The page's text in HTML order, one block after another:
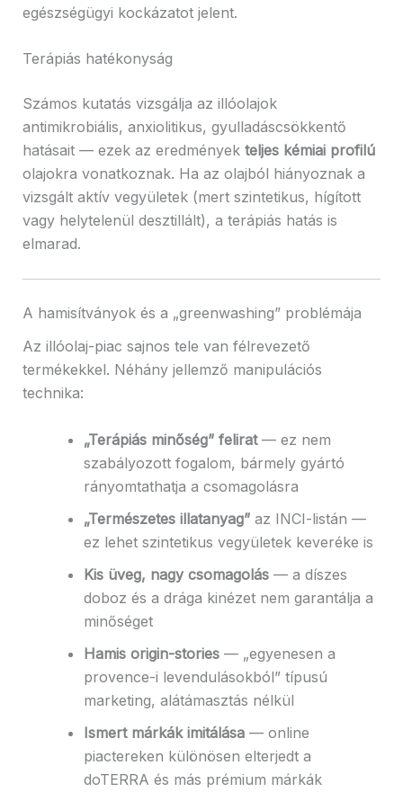
egészségügyi kockázatot jelent.
Terápiás hatékonyság
Számos kutatás vizsgálja az illóolajok
antimikrobiális, anxiolitikus, gyulladáscsökkentő
hatásait — ezek az eredmények teljes kémiai profilú
olajokra vonatkoznak. Ha az olajból hiányoznak a
vizsgált aktív vegyületek (mert szintetikus, hígított
vagy helytelenül desztillált), a terápiás hatás is
elmarad.
A hamisítványok és a „greenwashing” problémája
Az illóolaj-piac sajnos tele van félrevezető
termékekkel. Néhány jellemző manipulációs
technika:
„Terápiás minőség” felirat— ez nem
szabályozott fogalom, bármely gyártó
rányomtathatja a csomagolásra
„Természetes illatanyag”az INCI-listán —
ez lehet szintetikus vegyületek keveréke is
Kis üveg, nagy csomagolás— a díszes
doboz és a drága kinézet nem garantálja a
minőséget
Hamis origin-stories— „egyenesen a
provence-i levendulásokból” típusú
marketing, alátámasztás nélkül
Ismert márkák imitálása— online
piactereken különösen elterjedt a
doTERRA és más prémium márkák